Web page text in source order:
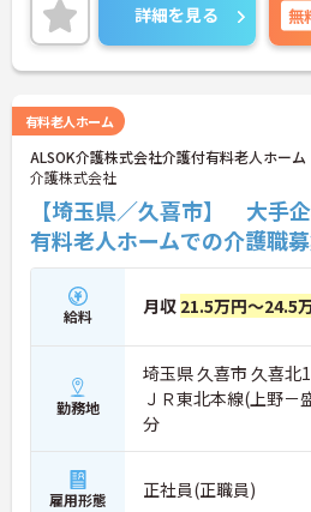
詳細を見る 無
有料老人ホーム
ALSOK介護株式会社介護付有料老人ホー
介護株式会社
【埼玉県／久喜市】 大手
有料老人ホームでの介護職募
給料 月収 21.5万円～24.5
勤務地
埼玉県 久喜市 久喜北
ＪＲ東北本線(上野－
分
雇用形態 正社員(正職員)